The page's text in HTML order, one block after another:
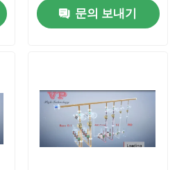
문의 보내기